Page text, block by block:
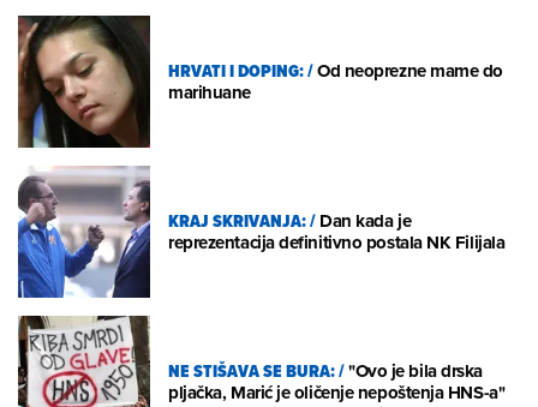
HRVATI I DOPING:/Od neoprezne mame do
marihuane
KRAJ SKRIVANJA:/Dan kada je
reprezentacija definitivno postala NK Filijala
NE STIŠAVA SE BURA:/"Ovo je bila drska
pljačka, Marić je oličenje nepoštenja HNS-a"